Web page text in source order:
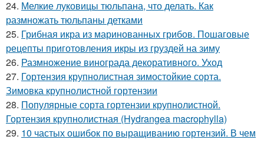
24. Мелкие луковицы тюльпана, что делать. Как
размножать тюльпаны детками
25. Грибная икра из маринованных грибов. Пошаговые
рецепты приготовления икры из груздей на зиму
26. Размножение винограда декоративного. Уход
27. Гортензия крупнолистная зимостойкие сорта.
Зимовка крупнолистной гортензии
28. Популярные сорта гортензии крупнолистной.
Гортензия крупнолистная (Hydrangea macrophylla)
29. 10 частых ошибок по выращиванию гортензий. В чем